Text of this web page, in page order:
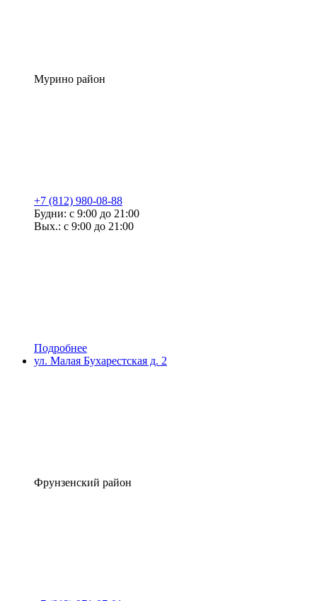
Мурино район
+7 (812) 980-08-88
Будни: с 9:00 до 21:00
Вых.: с 9:00 до 21:00
Подробнее
ул. Малая Бухарестская д. 2
Фрунзенский район